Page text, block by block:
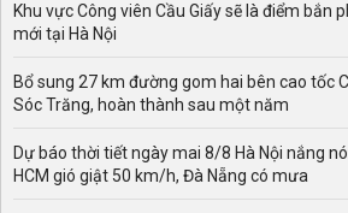
Khu vực Công viên Cầu Giấy sẽ là điểm bắn
mới tại Hà Nội
Bổ sung 27 km đường gom hai bên cao tốc
Sóc Trăng, hoàn thành sau một năm
Dự báo thời tiết ngày mai 8/8 Hà Nội nắng
HCM gió giật 50 km/h, Đà Nẵng có mưa